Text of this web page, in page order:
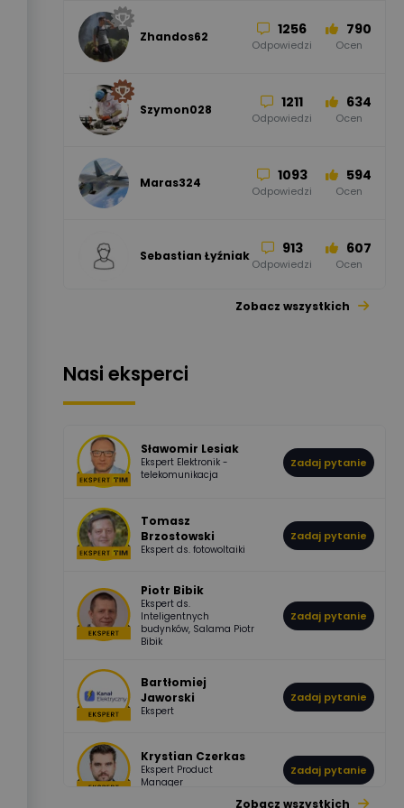
50 59
52 45
Zhandos62 1256
Odpowiedzi
790
Ocen
Szymon028 1211
Odpowiedzi
634
Ocen
Maras324 1093
Odpowiedzi
594
Ocen
Sebastian Łyźniak 913
Odpowiedzi
607
Ocen
Pawel02 955 374
boss 532 714
DawidZak 796
Odpowiedzi
244
Ocen
Zobacz wszystkich
Nasi eksperci
Sławomir Lesiak
Ekspert Elektronik -
telekomunikacja
Zadaj pytanie
Tomasz
Brzostowski
Ekspert ds. fotowoltaiki
Zadaj pytanie
Piotr Bibik
Ekspert ds.
Inteligentnych
budynków, Salama Piotr
Bibik
Zadaj pytanie
Bartłomiej
Jaworski
Ekspert
Zadaj pytanie
Krystian Czerkas
Ekspert Product
Manager
Zadaj pytanie
Zobacz wszystkich